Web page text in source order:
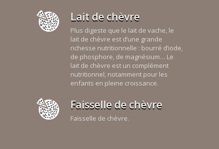
Lait de chèvre
Plus digeste que le lait de vache, le
lait de chèvre est d’une grande
richesse nutritionnelle : bourré d’iode,
de phosphore, de magnésium… Le
lait de chèvre est un complément
nutritionnel, notamment pour les
enfants en pleine croissance.
Faisselle de chèvre
Faisselle de chèvre.